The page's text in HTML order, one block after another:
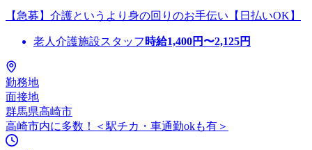
【急募】介護というより身の回りのお手伝い【日払いOK】
老人介護施設スタッフ 時給1,400円〜2,125円
勤務地
面接地
群馬県高崎市
高崎市内に多数！＜駅チカ・車通勤okも有＞